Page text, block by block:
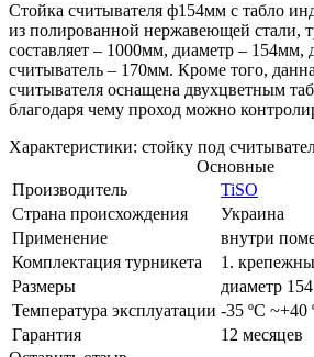
Стойка считывателя ф154мм с табло
из полированной нержавеющей стали,
составляет – 1000мм, диаметр – 154мм,
считыватель – 170мм. Кроме того,
считывателя оснащена двухцветным
благодаря чему проход можно
Характеристики: стойку под
Основные
Производитель
TiSO
Страна происхождения
Украина
Применение
внутри
Комплектация турникета
1.
Размеры
диаметр
Температура эксплуатации -35 ºC ~+40
Гарантия
12 месяцев